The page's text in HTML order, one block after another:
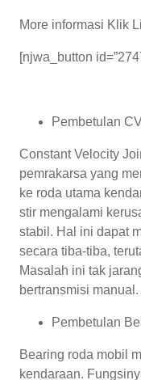
More informasi Klik
[njwa_button
Pembetulan
Constant Velocity
pemrakarsa yang
ke roda utama
stir mengalami
stabil. Hal ini dapat
secara tiba-tiba,
Masalah ini tak
bertransmisi manual.
Pembetulan
Bearing roda mobil
kendaraan.